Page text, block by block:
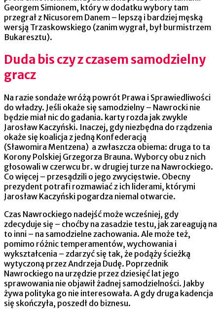
Georgem Simionem, który w dodatku wybory tam
przegrał z Nicusorem Danem – lepszą i bardziej męską
wersją Trzaskowskiego (zanim wygrał, był burmistrzem
Bukaresztu).
Duda bis czy z czasem samodzielny
gracz
Na razie sondaże wróżą powrót Prawa i Sprawiedliwości
do władzy. Jeśli okaże się samodzielny – Nawrocki nie
będzie miał nic do gadania. karty rozda jak zwykle
Jarosław Kaczyński. Inaczej, gdy niezbędna do rządzenia
okaże się koalicja z jedną Konfederacją
(Sławomira Mentzena) a zwłaszcza obiema: druga to ta
Korony Polskiej Grzegorza Brauna. Wyborcy obu z nich
głosowali w czerwcu br. w drugiej turze na Nawrockiego.
Co więcej – przesądzili o jego zwycięstwie. Obecny
prezydent potrafi rozmawiać z ich liderami, którymi
Jarosław Kaczyński pogardza niemal otwarcie.
Czas Nawrockiego nadejść może wcześniej, gdy
zdecyduje się – choćby na zasadzie testu, jak zareagują na
to inni – na samodzielne zachowania. Ale może też,
pomimo różnic temperamentów, wychowania i
wykształcenia – zdarzyć się tak, że podąży ścieżką
wytyczoną przez Andrzeja Dudę. Poprzednik
Nawrockiego na urzędzie przez dziesięć lat jego
sprawowania nie objawił żadnej samodzielności. Jakby
żywa polityka go nie interesowała. A gdy druga kadencja
się skończyła, poszedł do biznesu.